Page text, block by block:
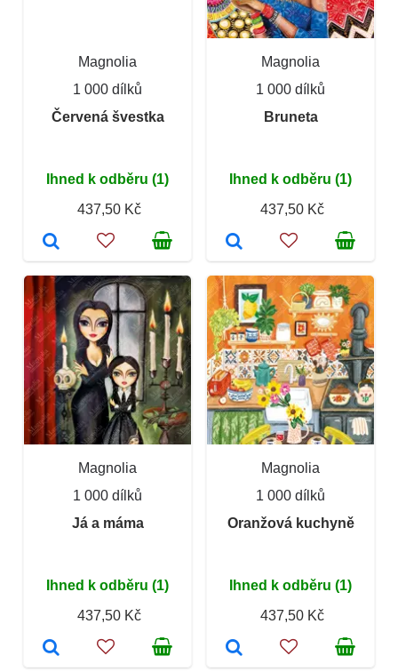
Magnolia
1 000 dílků
Červená švestka
Ihned k odběru (1)
437,50 Kč
Magnolia
1 000 dílků
Bruneta
Ihned k odběru (1)
437,50 Kč
Magnolia
1 000 dílků
Já a máma
Ihned k odběru (1)
437,50 Kč
Magnolia
1 000 dílků
Oranžová kuchyně
Ihned k odběru (1)
437,50 Kč